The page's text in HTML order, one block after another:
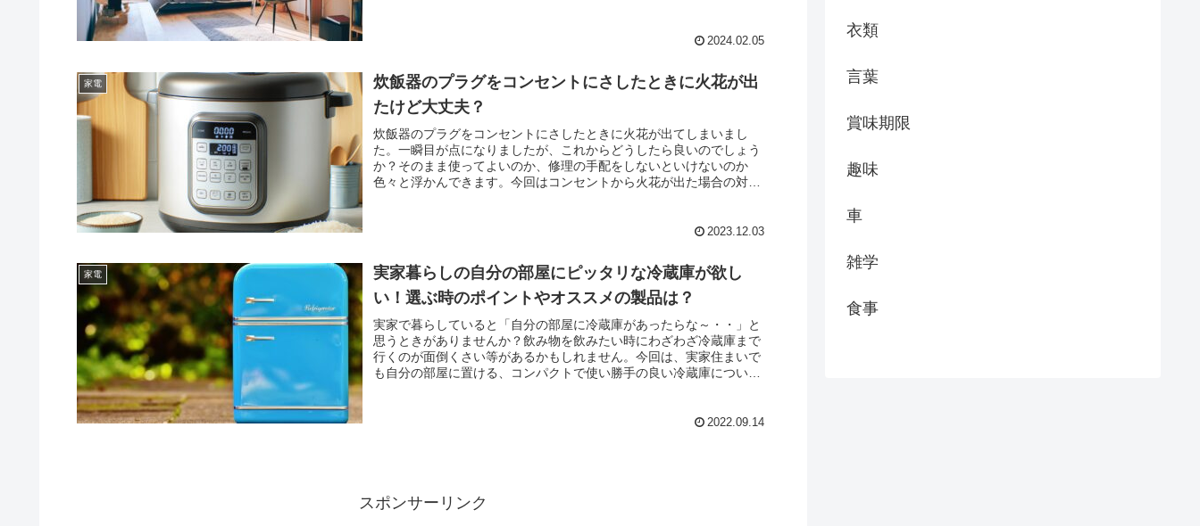
2024.02.05
家電
炊飯器のプラグをコンセントにさしたときに火花が出
たけど大丈夫？
炊飯器のプラグをコンセントにさしたときに火花が出てしまいまし
た。一瞬目が点になりましたが、これからどうしたら良いのでしょう
か？そのまま使ってよいのか、修理の手配をしないといけないのか
色々と浮かんできます。今回はコンセントから火花が出た場合の対応
2023.12.03
家電
実家暮らしの自分の部屋にピッタリな冷蔵庫が欲し
い！選ぶ時のポイントやオススメの製品は？
実家で暮らしていると「自分の部屋に冷蔵庫があったらな～・・」と
思うときがありませんか？飲み物を飲みたい時にわざわざ冷蔵庫まで
行くのが面倒くさい等があるかもしれません。今回は、実家住まいで
も自分の部屋に置ける、コンパクトで使い勝手の良い冷蔵庫について
2022.09.14
スポンサーリンク
衣類
言葉
賞味期限
趣味
車
雑学
食事